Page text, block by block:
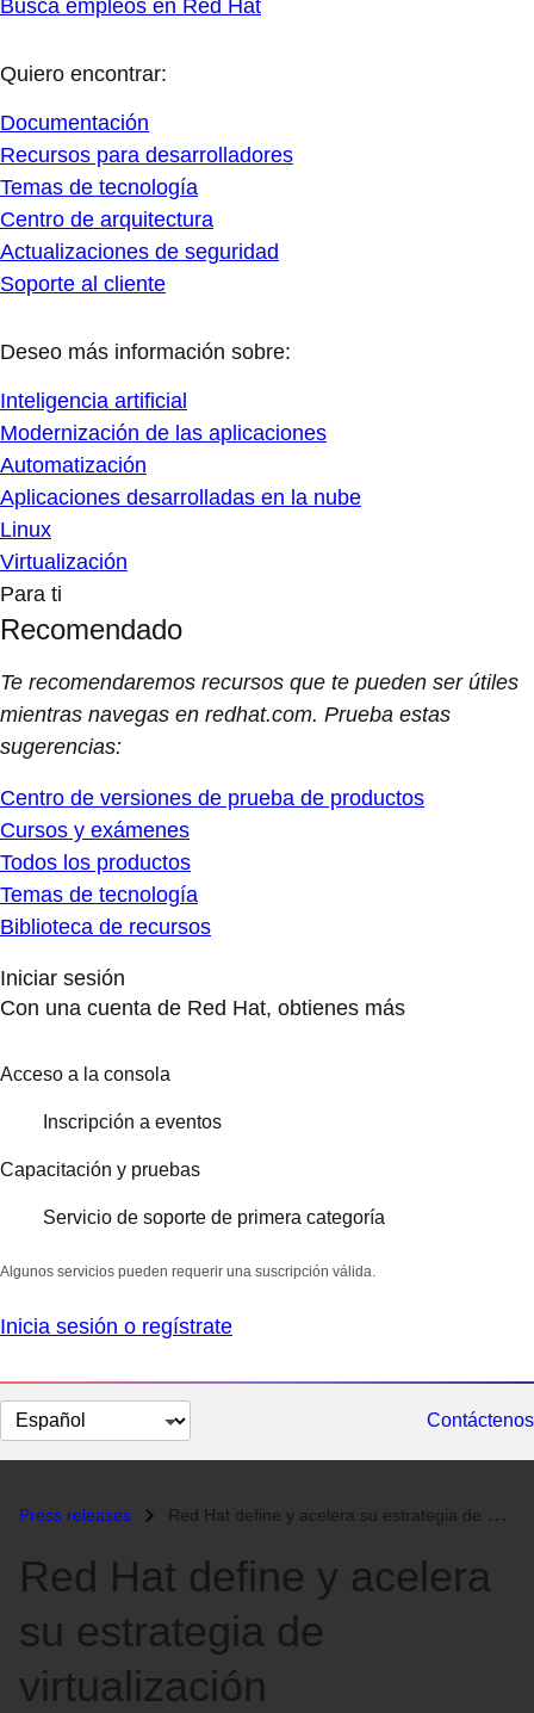
Busca empleos en Red Hat
Quiero encontrar:
Documentación
Recursos para desarrolladores
Temas de tecnología
Centro de arquitectura
Actualizaciones de seguridad
Soporte al cliente
Deseo más información sobre:
Inteligencia artificial
Modernización de las aplicaciones
Automatización
Aplicaciones desarrolladas en la nube
Linux
Virtualización
Para ti
Recomendado
Te recomendaremos recursos que te pueden ser útiles
mientras navegas en redhat.com. Prueba estas
sugerencias:
Centro de versiones de prueba de productos
Cursos y exámenes
Todos los productos
Temas de tecnología
Biblioteca de recursos
Iniciar sesión
Con una cuenta de Red Hat, obtienes más
Acceso a la consola
Inscripción a eventos
Capacitación y pruebas
Servicio de soporte de primera categoría
Algunos servicios pueden requerir una suscripción válida.
Inicia sesión o regístrate
Cambiar
el
Contáctenos
Press releases Red Hat define y acelera su estrategia de virtualización...
Red Hat define y acelera
su estrategia de
virtualización